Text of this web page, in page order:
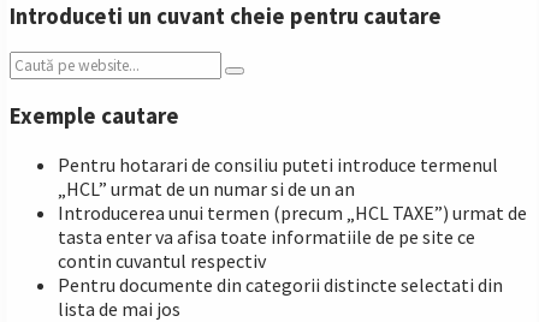
Introduceti un cuvant cheie pentru cautare
Search:
Exemple cautare
Pentru hotarari de consiliu puteti introduce termenul
„HCL” urmat de un numar si de un an
Introducerea unui termen (precum „HCL TAXE”) urmat de
tasta enter va afisa toate informatiile de pe site ce
contin cuvantul respectiv
Pentru documente din categorii distincte selectati din
lista de mai jos